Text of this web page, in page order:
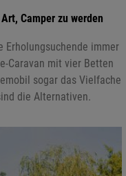
Camper zu werden
Erholungsuchende immer
Caravan mit vier Betten
sogar das Vielfache
die Alternativen.